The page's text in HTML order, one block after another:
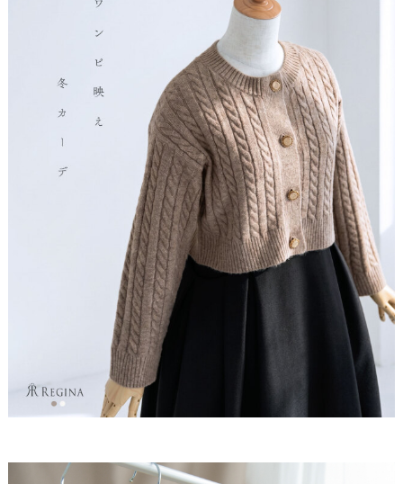
きています。お袖の先は親指付け根あたり。ふわふわとしたニ
ットで寒い季節にもお洒落を楽しめる可愛いカーディガンで
※あくまで参考コメントのため、必ず［実寸値］をご確認ください。
▽ より映えるのはこのタイプ ▽
［ イエベ春（スプリング）さん ］
ッチします。
ワンピ映え着丈、暖かショート丈
他にない大人可愛さを感じるのは、ワンピース専門店
ストな着丈です。
アームホール 21
48 49
94 100
280g 310g
ポリエステル65% アクリル13%
ナイロン13% ウール6%
ポリウレタン3%
なし
あり
透け感 なし